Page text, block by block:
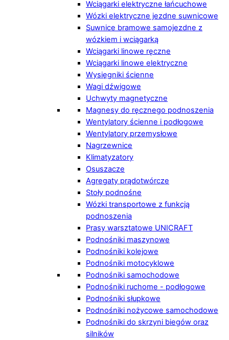
Wciągarki elektryczne łańcuchowe
Wózki elektryczne jezdne suwnicowe
Suwnice bramowe samojezdne z
wózkiem i wciągarką
Wciągarki linowe ręczne
Wciągarki linowe elektryczne
Wysięgniki ścienne
Wagi dźwigowe
Uchwyty magnetyczne
Magnesy do ręcznego podnoszenia
Wentylatory ścienne i podłogowe
Wentylatory przemysłowe
Nagrzewnice
Klimatyzatory
Osuszacze
Agregaty prądotwórcze
Stoły podnośne
Wózki transportowe z funkcją
podnoszenia
Prasy warsztatowe UNICRAFT
Podnośniki maszynowe
Podnośniki kolejowe
Podnośniki motocyklowe
Podnośniki samochodowe
Podnośniki ruchome - podłogowe
Podnośniki słupkowe
Podnośniki nożycowe samochodowe
Podnośniki do skrzyni biegów oraz
silników